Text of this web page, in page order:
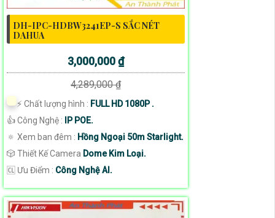
DH-IPC-HDBW3241EP-S SẮC NÉT
DAHUA
3,000,000 ₫
4,289,000 ₫
️⚡ Chất lượng hình : FULL HD 1080P .
👍 Công Nghệ :
IP POE.
🔅 Xem ban đêm : Hồng Ngoại 50m Starlight.
🎲 Thiết Kế Camera Dome Kim Loại.
️🆑 Ưu Điểm : Công Nghệ AI.